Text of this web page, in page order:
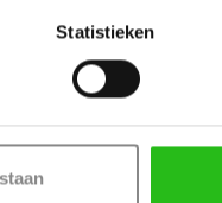
Statistieken